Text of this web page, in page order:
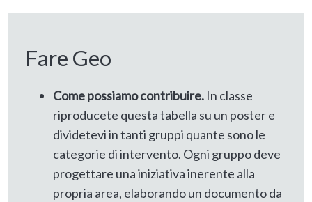
Fare Geo
Come possiamo contribuire. In classe
riproducete questa tabella su un poster e
dividetevi in tanti gruppi quante sono le
categorie di intervento. Ogni gruppo deve
progettare una iniziativa inerente alla
propria area, elaborando un documento da